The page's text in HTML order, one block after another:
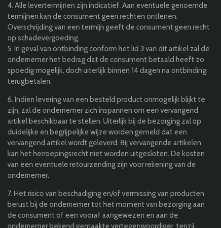
4. Alle levertermijnen zijn indicatief. Aan eventuele genoemde
termijnen kan de consument geen rechten ontlenen.
Overschrijding van een termijn geeft de consument geen recht
op schadevergoeding.
5. In geval van ontbinding conform het lid 3 van dit artikel zal de
ondernemer het bedrag dat de consument betaald heeft zo
spoedig mogelijk, doch uiterlijk binnen 14 dagen na ontbinding,
terugbetalen.
6. Indien levering van een besteld product onmogelijk blijkt te
zijn, zal de ondernemer zich inspannen om een vervangend
artikel beschikbaar te stellen. Uiterlijk bij de bezorging zal op
duidelijke en begrijpelijke wijze worden gemeld dat een
vervangend artikel wordt geleverd. Bij vervangende artikelen
kan het herroepingsrecht niet worden uitgesloten. De kosten
van een eventuele retourzending zijn voor rekening van de
ondernemer.
7. Het risico van beschadiging en/of vermissing van producten
berust bij de ondernemer tot het moment van bezorging aan
de consument of een vooraf aangewezen en aan de
ondernemer bekend gemaakte vertegenwoordiger, tenzij